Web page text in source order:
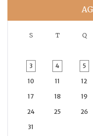
S T Q
3 4 5
10 11 12
17 18 19
24 25 26
31